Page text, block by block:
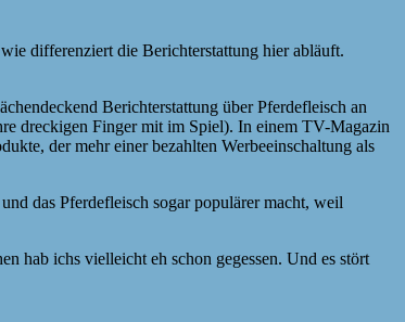
differenziert die Berichterstattung hier abläuft.
Berichterstattung über Pferdefleisch an
dreckigen Finger mit im Spiel). In einem TV-Magazin
der mehr einer bezahlten Werbeeinschaltung als
das Pferdefleisch sogar populärer macht, weil
hab ichs vielleicht eh schon gegessen. Und es stört